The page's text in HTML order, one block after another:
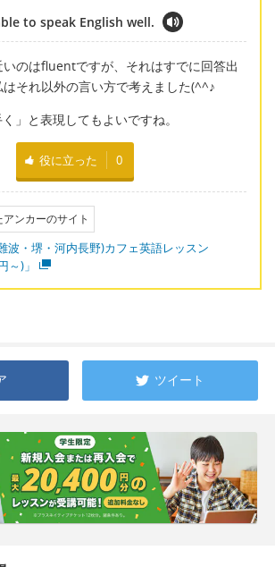
to speak English well.
のはfluentですが、それはすでに回答出
それ以外の言い方で考えました(^^♪
」と表現してもよいですね。
役に立った 0
アンカーのサイト
波・堺・河内長野)カフェ英語レッスン
～)」
ツイート